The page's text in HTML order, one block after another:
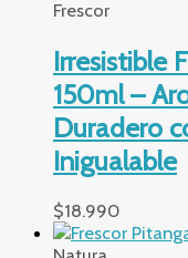
Frescor
Irresistible
150ml –
Duradero
Inigualable
$18.990